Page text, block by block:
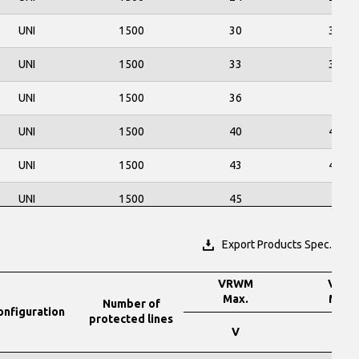
UNI 1500 30 33.3
UNI 1500 33 36.7
UNI 1500 36
UNI 1500 40 44.4
UNI 1500 43 47.8
UNI 1500 45
400 11 12.2
12
Export Products Spec.
Number of
protected lines
VRWM
Max.
V
VBR
Min.